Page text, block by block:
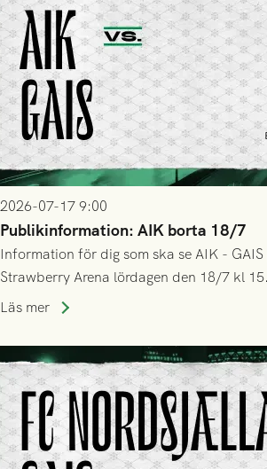
2026-07-17 9:00
Publikinformation: AIK borta 18/7
Information för dig som ska se AIK -
Strawberry Arena lördagen den 18/7 kl
Läs mer